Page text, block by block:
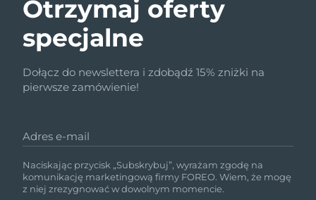
Otrzymaj oferty
specjalne
Dołącz do newslettera i zdobądź 15% zniżki na
pierwsze zamówienie!
Adres e-mail
Naciskając przycisk „Subskrybuj”, wyrażam zgodę na
komunikację marketingową firmy FOREO. Wiem, że mogę
z niej zrezygnować w dowolnym momencie.